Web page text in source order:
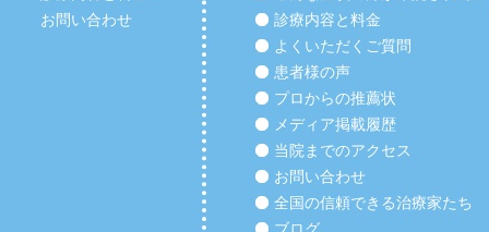
お問い合わせ
診療内容と料金
よくいただくご質問
患者様の声
プロからの推薦状
メディア掲載履歴
当院までのアクセス
お問い合わせ
全国の信頼できる治療家たち